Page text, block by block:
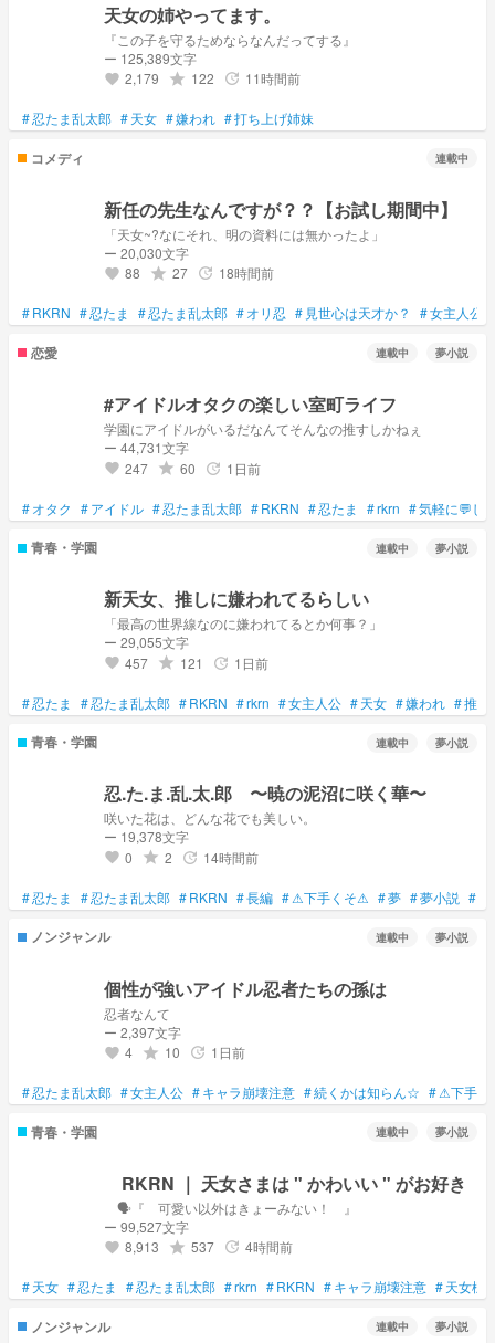
天女の姉やってます。
『この子を守るためならなんだってする』
ー 125,389文字
favorite 2,179 grade 122 update 11時間前
#忍たま乱太郎 #天女 #嫌われ #打ち上げ姉妹
コメディ 連載中
新任の先生なんですが？？【お試し期間中】
「天女~?なにそれ、明の資料には無かったよ」
ー 20,030文字
favorite 88 grade 27 update 18時間前
#RKRN #忍たま #忍たま乱太郎 #オリ忍 # 見世心は天才か？ #女主人公
恋愛 連載中 夢小説
#アイドルオタクの楽しい室町ライフ
学園にアイドルがいるだなんてそんなの推すしかねぇ
ー 44,731文字
favorite 247 grade 60 update 1日前
#オタク #アイドル #忍たま乱太郎 #RKRN #忍たま #rkrn #気軽に💬し
青春・学園 連載中 夢小説
新天女、推しに嫌われてるらしい
「最高の世界線なのに嫌われてるとか何事？」
ー 29,055文字
favorite 457 grade 121 update 1日前
#忍たま #忍たま乱太郎 #RKRN #rkrn #女主人公 #天女 #嫌われ #推し
青春・学園 連載中 夢小説
忍.た.ま.乱.太.郎 〜暁の泥沼に咲く華〜
咲いた花は、どんな花でも美しい。
ー 19,378文字
favorite 0 grade 2 update 14時間前
#忍たま #忍たま乱太郎 #RKRN #長編 #⚠下手くそ⚠ #夢 #夢小説 #
ノンジャンル 連載中 夢小説
個性が強いアイドル忍者たちの孫は
忍者なんて
ー 2,397文字
favorite 4 grade 10 update 1日前
#忍たま乱太郎 #女主人公 #キャラ崩壊注意 #続くかは知らん☆ #⚠下手
青春・学園 連載中 夢小説
RKRN ｜ 天女さまは " かわいい " がお好き
🗣️『 可愛い以外はきょーみない！ 』
ー 99,527文字
favorite 8,913 grade 537 update 4時間前
#天女 #忍たま #忍たま乱太郎 #rkrn #RKRN #キャラ崩壊注意 #天女様
ノンジャンル 連載中 夢小説